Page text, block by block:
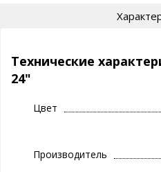
Технические
24"
Цвет
Производитель